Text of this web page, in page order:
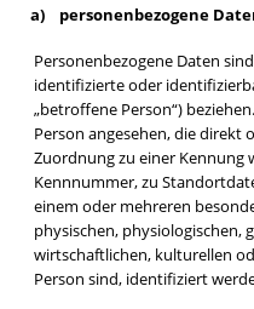
▸Bandagen
▸Bandagen
▸ Bandagen
▸Bandagen
▸Bandagen
▸
▸
▸sonstige
▸Abfallbeutel/-
▸Entsorgung
▸
▸
Sonstiges
a) personenbezogene
Personenbezogene Daten
identifizierte oder
„betroffene Person“)
Person angesehen, die
Zuordnung zu einer Kennung
Kennnummer, zu
einem oder mehreren
physischen, physiologischen,
wirtschaftlichen, kulturellen
Person sind, identifiziert